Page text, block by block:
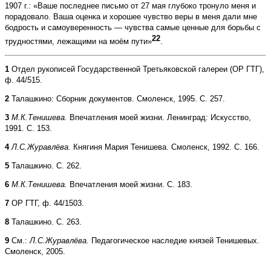
1907 г.: «Ваше последнее письмо от 27 мая глубоко тронуло меня и
порадовало. Ваша оценка и хорошее чувство веры в меня дали мне
бодрость и самоуверенность — чувства самые ценные для борьбы с
трудностями, лежащими на моём пути»22.
1 Отдел рукописей Государственной Третьяковской галереи (ОР ГТГ),
ф. 44/515.
2 Талашкино: Сборник документов. Смоленск, 1995. С. 257.
3 М.К.Тенишева. Впечатления моей жизни. Ленинград: Искусство,
1991. С. 153.
4 Л.С.Журавлёва. Княгиня Мария Тенишева. Смоленск, 1992. С. 166.
5 Талашкино. С. 262.
6 М.К.Тенишева. Впечатления моей жизни. С. 183.
7 ОР ГТГ, ф. 44/1503.
8 Талашкино. С. 263.
9 См.:Л.С.Журавлёва. Педагогическое наследие князей Тенишевых.
Смоленск, 2005.